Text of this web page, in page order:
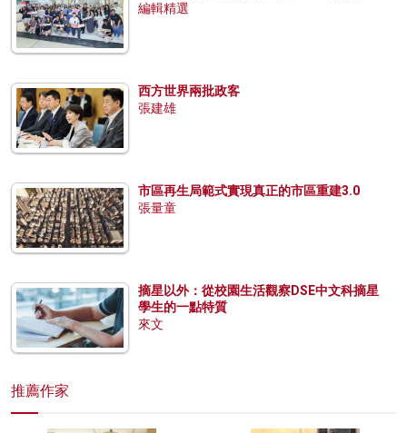
編輯精選
西方世界兩批政客
張建雄
市區再生局範式實現真正的市區重建3.0
張量童
摘星以外：從校園生活觀察DSE中文科摘星
學生的一點特質
來文
推薦作家